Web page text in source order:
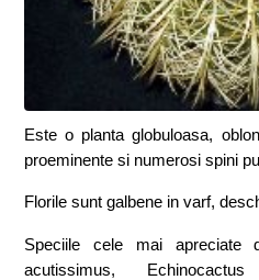
Este o planta globuloasa,
proeminente si numerosi spini
Florile sunt galbene in varf,
Speciile cele mai apreciate
acutissimus,